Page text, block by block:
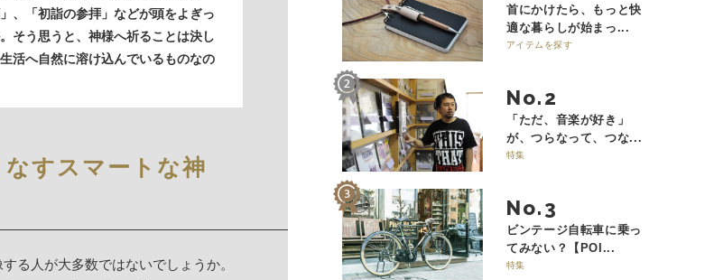
、「初詣の参拝」などが頭をよぎっ
そう思うと、神様へ祈ることは決し
活へ自然に溶け込んでいるものなの
すスマートな神
る人が大多数ではないでしょうか。
首にかけたら、もっと快
適な暮らしが始まっ...
アイテムを探す
No.
「ただ、音楽が好き」
が、つらなって、つな...
特集
No.
ビンテージ自転車に乗っ
てみない？【POI...
特集